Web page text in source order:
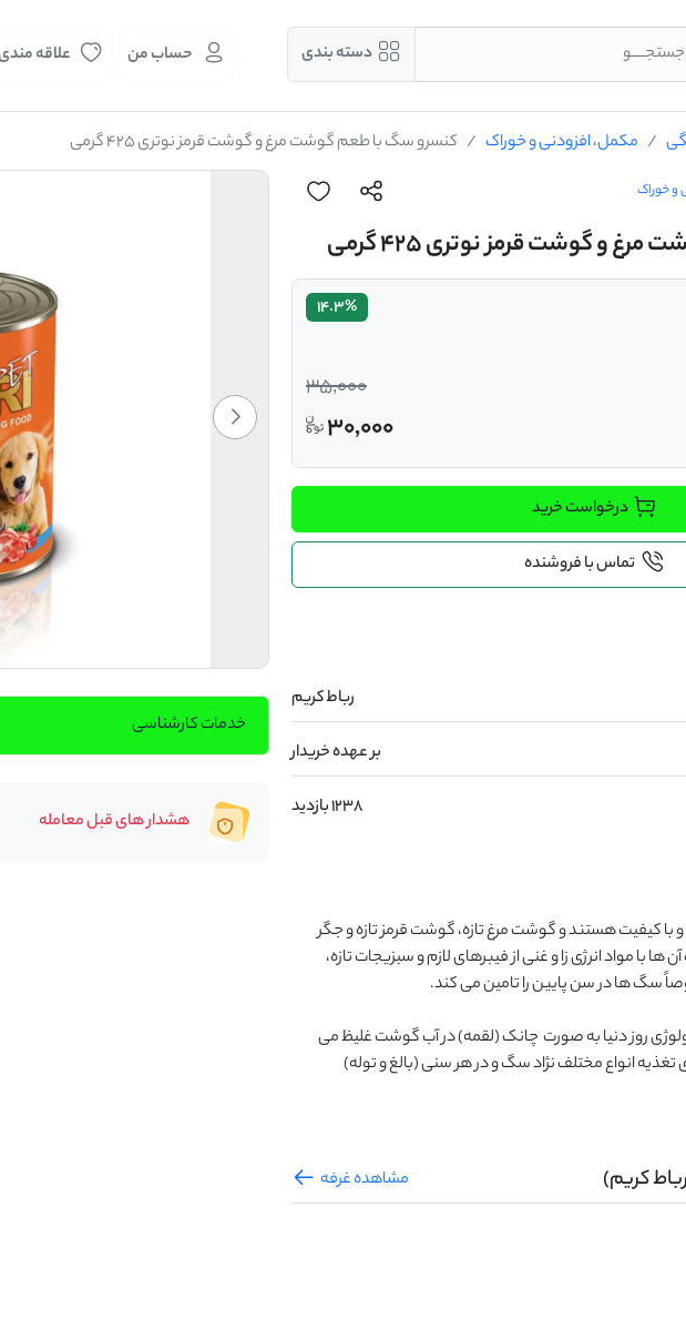
جستجــــو دسته بندی حساب من علاقه
مکمل، افزودنی و خوراک کنسرو سگ با طعم گوشت مرغ و گوشت قرمز نوتری ۴۲۵ گرمی
و خوراک
و گوشت قرمز نوتری ۴۲۵ گرمی
14.3%
35,000
30,000
درخواست خرید
تماس با فروشنده
رباط کریم
بر عهده خریدار
1238 بازدید
منابع مواد اولیه این غذا بسیار غنی و با کیفیت هستند و گوشت مرغ تازه، گوشت قرمز تازه و جگر
کریم)
مشاهده غرفه
خدمات کارشناسی
هشدار های قبل معامله